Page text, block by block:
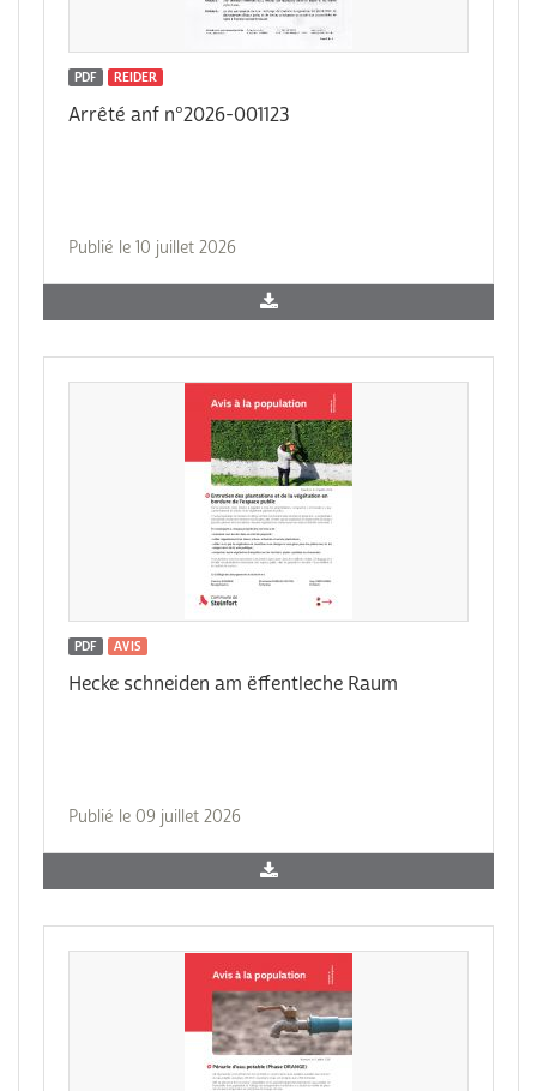
PDF REIDER
Arrêté anf n°2026-001123
Publié le 10 juillet 2026
PDF AVIS
Hecke schneiden am ëffentleche Raum
Publié le 09 juillet 2026